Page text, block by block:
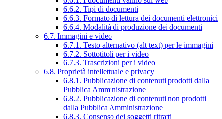
6.6.2. Tipi di documenti
6.6.3. Formato di lettura dei documenti elettronici
6.6.4. Modalità di produzione dei documenti
6.7. Immagini e video
6.7.1. Testo alternativo (alt text) per le immagini
6.7.2. Sottotitoli per i video
6.7.3. Trascrizioni per i video
6.8. Proprietà intellettuale e privacy
6.8.1. Pubblicazione di contenuti prodotti dalla
Pubblica Amministrazione
6.8.2. Pubblicazione di contenuti non prodotti
dalla Pubblica Amministrazione
6.8.3. Consenso dei soggetti ritratti